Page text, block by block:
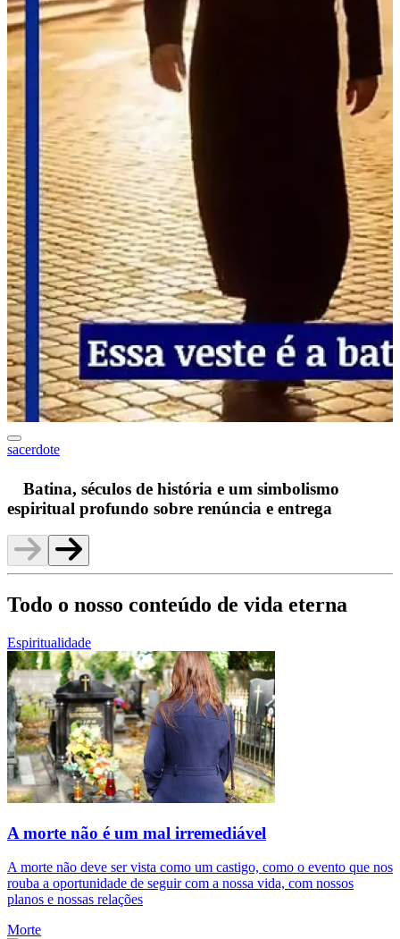
sacerdote
Batina, séculos de história e um simbolismo
espiritual profundo sobre renúncia e entrega
Todo o nosso conteúdo de vida eterna
Espiritualidade
A morte não é um mal irremediável
A morte não deve ser vista como um castigo, como o evento que nos
rouba a oportunidade de seguir com a nossa vida, com nossos
planos e nossas relações
Morte